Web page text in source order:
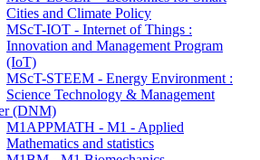
Cities and Climate Policy
MScT-IOT - Internet of Things :
Innovation and Management Program
(IoT)
MScT-STEEM - Energy Environment :
Science Technology & Management
(DNM)
M1APPMATH - M1 - Applied
Mathematics and statistics